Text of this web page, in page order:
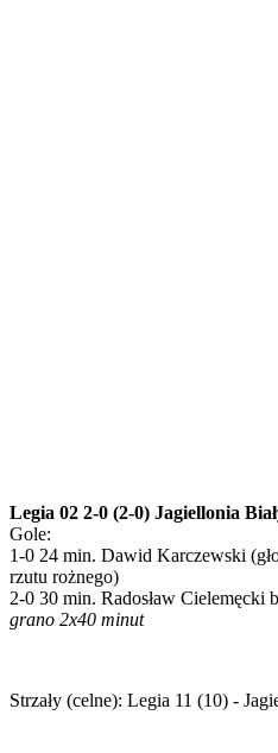
Legia 02 2-0 (2-0) Jagiellonia
Gole:
1-0 24 min. Dawid Karczewski
rzutu rożnego)
2-0 30 min. Radosław Cielemęcki
grano 2x40 minut
Strzały (celne): Legia 11 (10) -